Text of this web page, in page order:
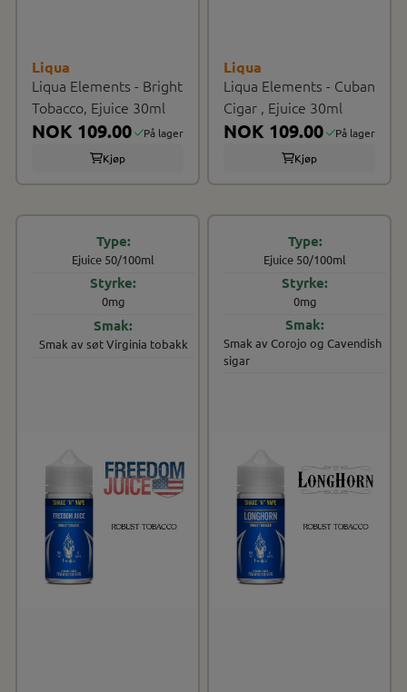
Liqua
Liqua Elements - Bright
Tobacco, Ejuice 30ml
NOK 109.00
På lager
Kjøp
Liqua
Liqua Elements - Cuban
Cigar , Ejuice 30ml
NOK 109.00
På lager
Kjøp
Ejuice 50/100ml
0mg
Smak av søt Virginia tobakk
Ejuice 50/100ml
0mg
Smak av Corojo og Cavendish
sigar